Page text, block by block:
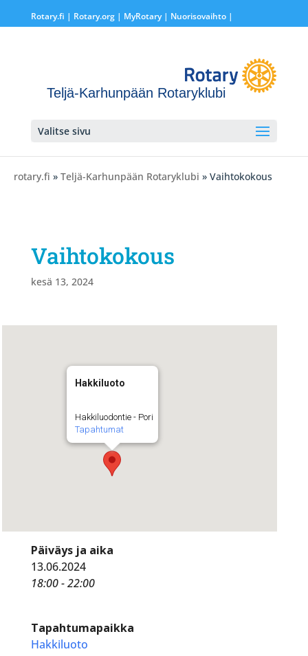
Rotary.fi | Rotary.org| MyRotary | Nuorisovaihto|
Teljä-Karhunpään Rotaryklubi
Valitse sivu
rotary.fi » Teljä-Karhunpään Rotaryklubi » Vaihtokokous
Vaihtokokous
kesä 13, 2024
Hakkiluoto
Hakkiluodontie - Pori
Tapahtumat
Päiväys ja aika
13.06.2024
18:00 - 22:00
Tapahtumapaikka
Hakkiluoto